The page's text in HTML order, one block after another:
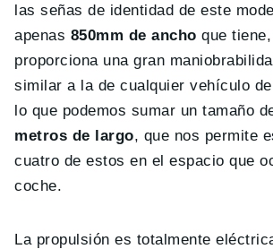
las señas de identidad de este
apenas 850mm de ancho que
proporciona una gran
similar a la de cualquier vehículo
lo que podemos sumar un tamaño
metros de largo, que nos permite
cuatro de estos en el espacio que
coche.
La propulsión es totalmente